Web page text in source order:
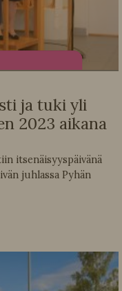
ja tuki yli
2023 aikana
itsenäisyyspäivänä
juhlassa Pyhän